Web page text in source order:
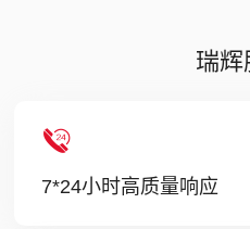
瑞辉
7*24小时高质量响应